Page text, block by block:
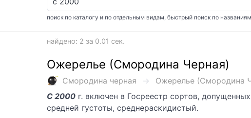
поиск по каталогу и по отдельным видам, быстрый поиск по
найдено: 2 за 0.01 сек.
Ожерелье (Смородина Черная)
Смородина черная
Ожерелье (Смородина
С 2000 г. включен в Госреестр сортов,
средней густоты, среднераскидистый.